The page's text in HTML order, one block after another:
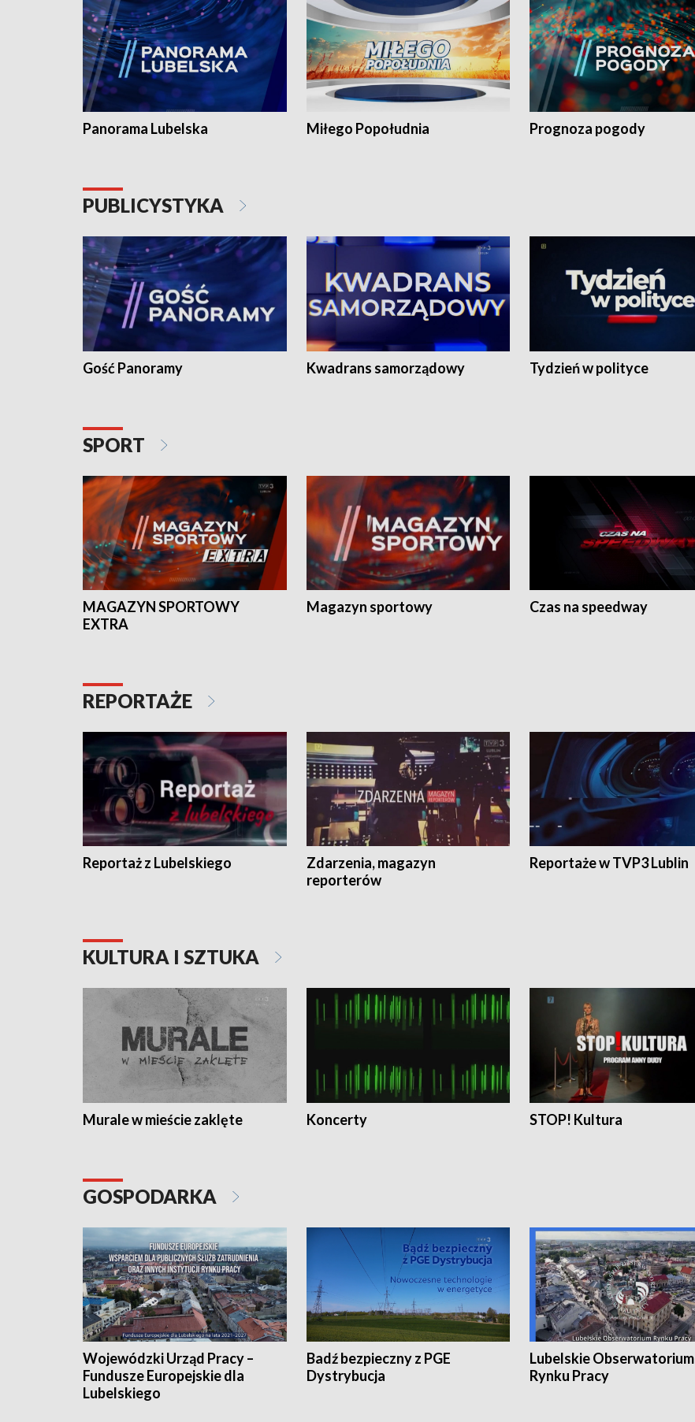
Panorama Lubelska Miłego Popołudnia Prognoza pogody
PUBLICYSTYKA
Gość Panoramy Kwadrans samorządowy Tydzień w polityce
SPORT
MAGAZYN SPORTOWY
EXTRA
Magazyn sportowy Czas na speedway
REPORTAŻE
Reportaż z Lubelskiego
Zdarzenia, magazyn
reporterów
Reportaże w TVP3 Lublin
KULTURA I SZTUKA
Murale w mieście zaklęte Koncerty STOP! Kultura
GOSPODARKA
Wojewódzki Urząd Pracy –
Fundusze Europejskie dla
Lubelskiego
Badź bezpieczny z PGE
Dystrybucja
Lubelskie Obserwatorium
Rynku Pracy